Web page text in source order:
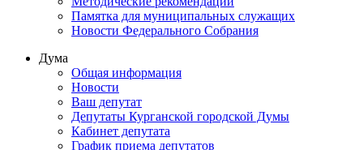
Памятка для муниципальных служащих
Новости Федерального Cобрания
Дума
Общая информация
Новости
Ваш депутат
Депутаты Курганской городской Думы
Кабинет депутата
График приема депутатов